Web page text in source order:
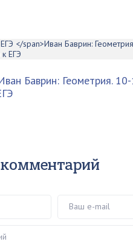
Баврин: Геометрия.